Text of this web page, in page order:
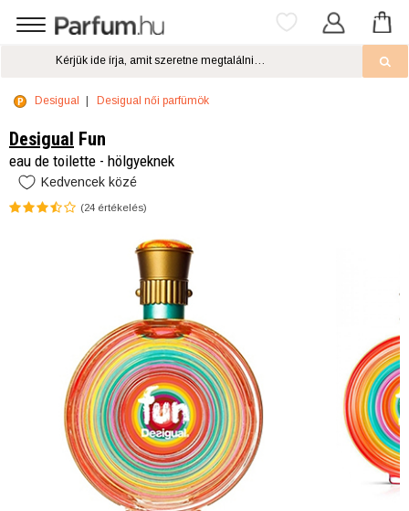
Desigual Desigual női parfümök
Desigual Fun
eau de toilette - hölgyeknek
Kedvencek közé
(24 értékelés)